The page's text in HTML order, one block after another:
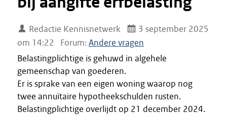
Redactie Kennisnetwerk
3 september 2025
om 14:22
Forum: Andere vragen
Belastingplichtige is gehuwd in algehele
gemeenschap van goederen.
Er is sprake van een eigen woning waarop nog
twee annuïtaire hypotheekschulden rusten.
Belastingplichtige overlijdt op 21 december 2024.